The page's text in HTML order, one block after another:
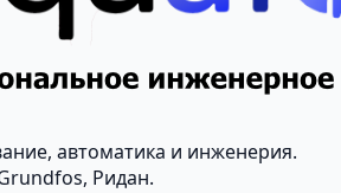
автоматика и инженерия.
Ридан.